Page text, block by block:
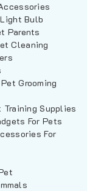
Bulb
Parents
Cleaning
Grooming
Supplies
For Pets
For